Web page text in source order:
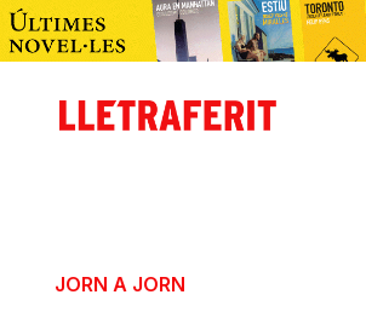
JORN A JORN